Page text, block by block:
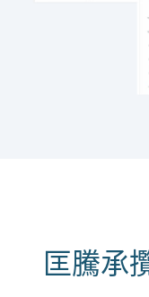
匡騰承